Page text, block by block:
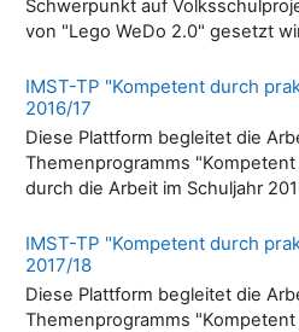
Schwerpunkt auf
von "Lego WeDo 2.0" gesetzt
IMST-TP "Kompetent durch
2016/17
Diese Plattform begleitet die
Themenprogramms
durch die Arbeit im Schuljahr
IMST-TP "Kompetent durch
2017/18
Diese Plattform begleitet die
Themenprogramms